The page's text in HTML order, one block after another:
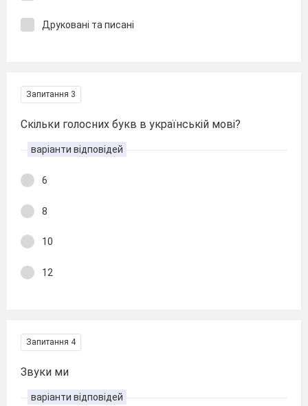
Друковані та писані
Запитання 3
Скільки голосних букв в українській мові?
варіанти відповідей
6
8
10
12
Запитання 4
Звуки ми
варіанти відповідей